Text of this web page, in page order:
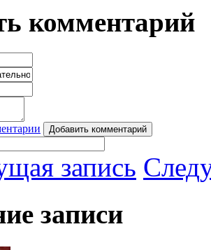
комментарий
Добавить комментарий
запись
записи